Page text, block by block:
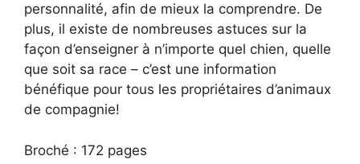
personnalité, afin de mieux la comprendre. De
plus, il existe de nombreuses astuces sur la
façon d’enseigner à n’importe quel chien, quelle
que soit sa race – c’est une information
bénéfique pour tous les propriétaires d’animaux
de compagnie!
Broché : 172 pages